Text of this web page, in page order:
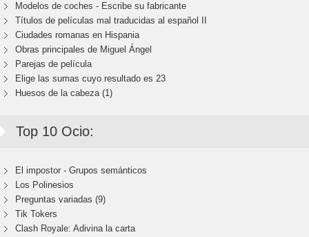
Modelos de coches - Escribe su fabricante
Títulos de películas mal traducidas al español II
Ciudades romanas en Hispania
Obras principales de Miguel Ángel
Parejas de película
Elige las sumas cuyo resultado es 23
Huesos de la cabeza (1)
Top 10 Ocio:
El impostor - Grupos semánticos
Los Polinesios
Preguntas variadas (9)
Tik Tokers
Clash Royale: Adivina la carta